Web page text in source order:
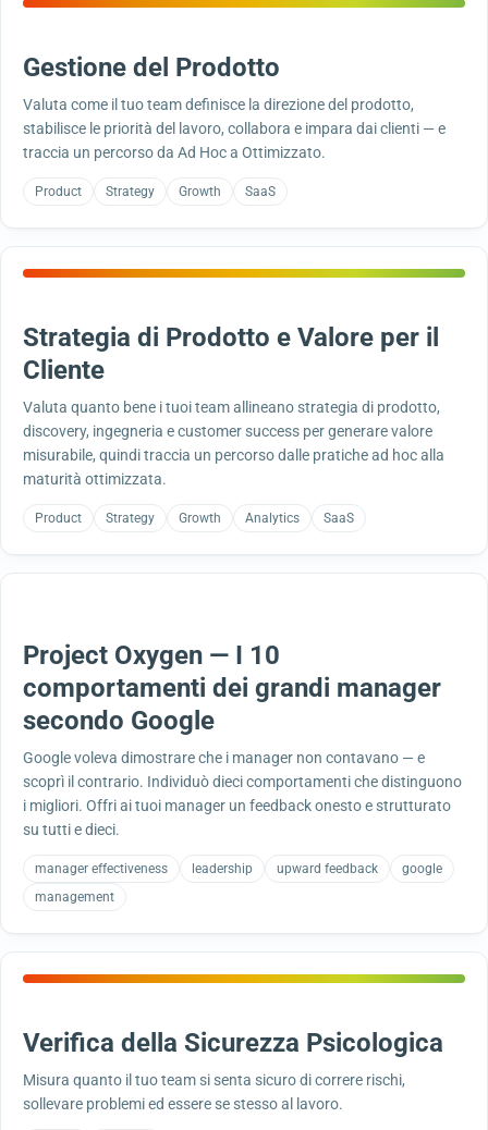
Gestione del Prodotto
Valuta come il tuo team definisce la direzione del prodotto,
stabilisce le priorità del lavoro, collabora e impara dai clienti — e
traccia un percorso da Ad Hoc a Ottimizzato.
Product Strategy Growth SaaS
Strategia di Prodotto e Valore per il
Cliente
Valuta quanto bene i tuoi team allineano strategia di prodotto,
discovery, ingegneria e customer success per generare valore
misurabile, quindi traccia un percorso dalle pratiche ad hoc alla
maturità ottimizzata.
Product Strategy Growth Analytics SaaS
Project Oxygen — I 10
comportamenti dei grandi manager
secondo Google
Google voleva dimostrare che i manager non contavano — e
scoprì il contrario. Individuò dieci comportamenti che distinguono
i migliori. Offri ai tuoi manager un feedback onesto e strutturato
su tutti e dieci.
manager effectiveness leadership upward feedback
google
management
Verifica della Sicurezza Psicologica
Misura quanto il tuo team si senta sicuro di correre rischi,
sollevare problemi ed essere se stesso al lavoro.